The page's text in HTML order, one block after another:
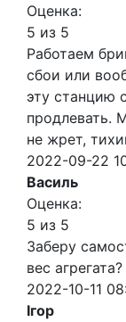
Оценка:
5 из 5
Работаем
сбои или
эту станцию
продлевать.
не жрет,
2022-09-22
Василь
Оценка:
5 из 5
Заберу
вес агрегата?
2022-10-11
Ігор